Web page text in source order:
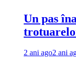
Un pas
2 ani ago2 ani